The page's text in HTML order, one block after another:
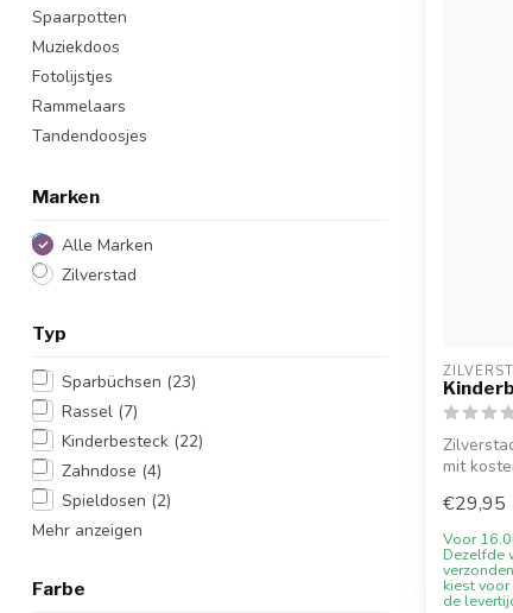
Spaarpotten
Muziekdoos
Fotolijstjes
Rammelaars
Tandendoosjes
Marken
Alle Marken
Zilverstad
Typ
Sparbüchsen (23)
Rassel (7)
Kinderbesteck (22)
Zahndose (4)
Spieldosen (2)
Mehr anzeigen
Farbe
mit
€29,95
Voor
Dezelfde
kiest voor
de